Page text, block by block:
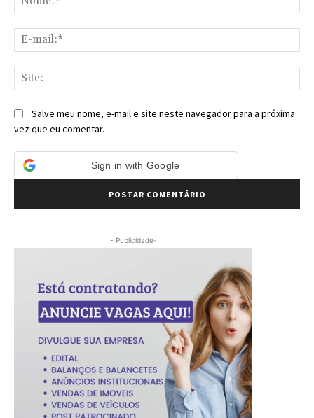
Salve meu nome, e-mail e site neste navegador para a próxima
vez que eu comentar.
Sign in with Google
- Publicidade-